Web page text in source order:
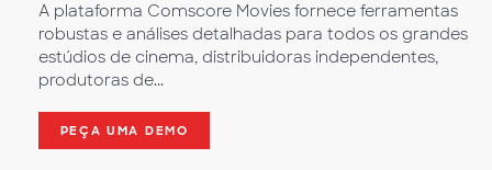
A plataforma Comscore Movies fornece ferramentas
robustas e análises detalhadas para todos os grandes
estúdios de cinema, distribuidoras independentes,
produtoras de...
PEÇA UMA DEMO